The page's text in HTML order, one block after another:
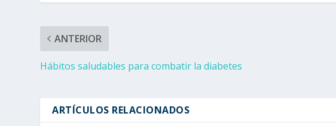
ANTERIOR
Hábitos saludables para combatir la diabetes
ARTÍCULOS RELACIONADOS